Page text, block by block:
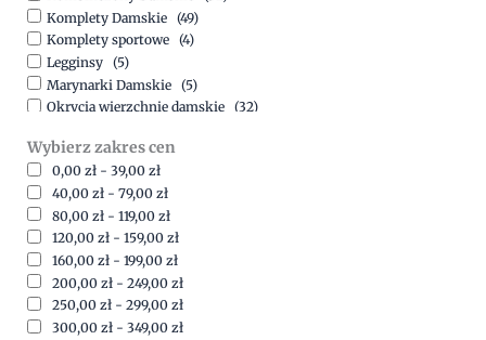
Komplety Damskie (49)
Komplety sportowe (4)
Legginsy (5)
Marynarki Damskie (5)
Okrycia wierzchnie damskie (32)
Spodnie (15)
Sukienki (41)
Swetry Damskie (19)
Szorty (7)
Wybierz zakres cen
0,00 zł - 39,00 zł
40,00 zł - 79,00 zł
80,00 zł - 119,00 zł
120,00 zł - 159,00 zł
160,00 zł - 199,00 zł
200,00 zł - 249,00 zł
250,00 zł - 299,00 zł
300,00 zł - 349,00 zł